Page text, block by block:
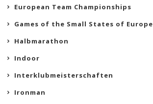
European Team Championships
Games of the Small States of Europe
Halbmarathon
Indoor
Interklubmeisterschaften
Ironman